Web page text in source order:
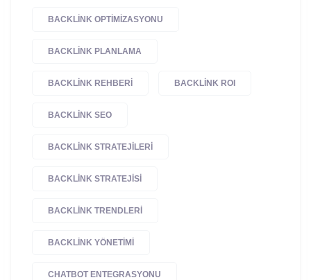
BACKLINK OPTIMIZASYONU
BACKLINK PLANLAMA
BACKLINK REHBERI BACKLINK ROI
BACKLINK SEO
BACKLINK STRATEJILERI
BACKLINK STRATEJISI
BACKLINK TRENDLERI
BACKLINK YÖNETIMI
CHATBOT ENTEGRASYONU